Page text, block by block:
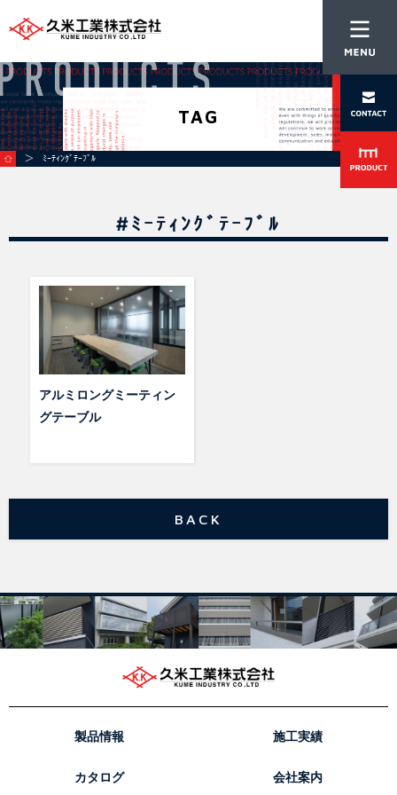
TAG
＞ ﾐｰﾃｨﾝｸﾞﾃｰﾌﾞﾙ
#ﾐｰﾃｨﾝｸﾞﾃｰﾌﾞﾙ
アルミロングミーティン
グテーブル
BACK
製品情報 施工実績
カタログ 会社案内